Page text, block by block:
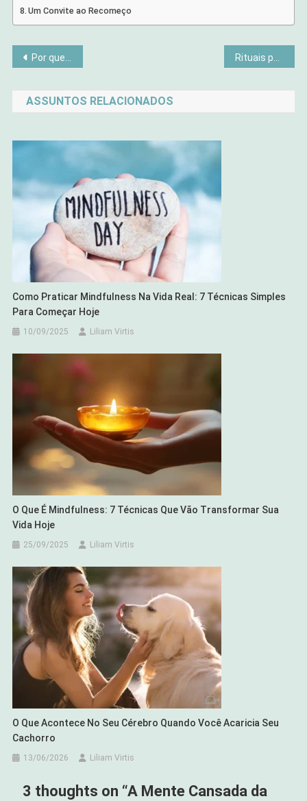
Um Convite ao Recomeço
Navegação
de
Post
Por que tudo funciona na sua vida, mas ainda assim você se sente vazia?
ASSUNTOS RELACIONADOS
Como Praticar Mindfulness Na Vida Real: 7 Técnicas Simples
Para Começar Hoje
10/09/2025 Liliam Virtis
O Que É Mindfulness: 7 Técnicas Que Vão Transformar Sua
Vida Hoje
25/09/2025 Liliam Virtis
O Que Acontece No Seu Cérebro Quando Você Acaricia Seu
Cachorro
13/06/2026 Liliam Virtis
3 thoughts on “A Mente Cansada da